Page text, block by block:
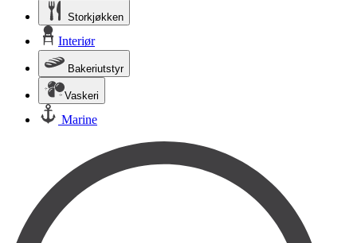
Storkjøkken
Interiør
Bakeriutstyr
Vaskeri
Marine